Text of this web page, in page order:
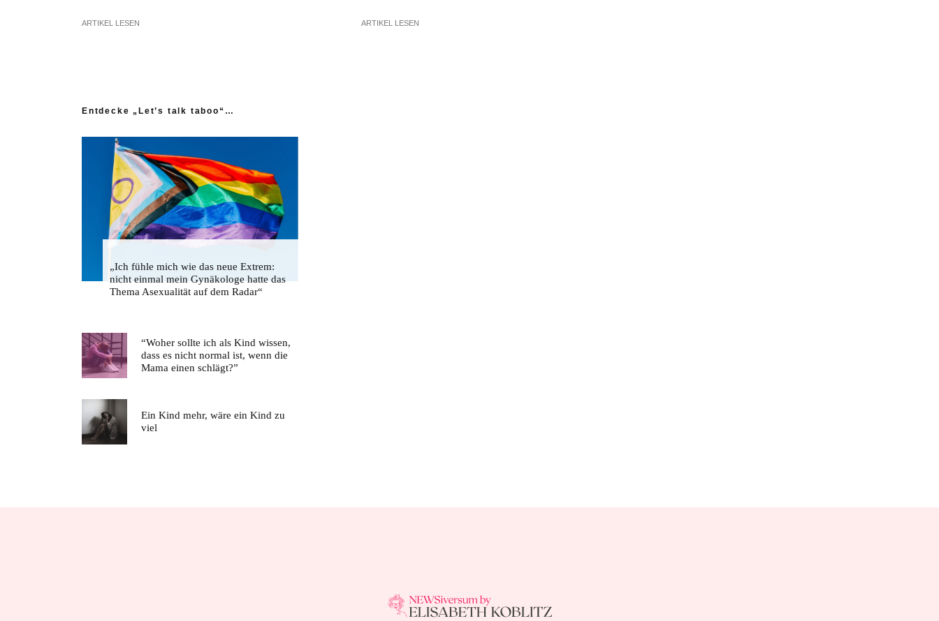
ARTIKEL LESEN ARTIKEL LESEN
Entdecke „Let’s talk taboo“…
„Ich fühle mich wie das neue Extrem:
nicht einmal mein Gynäkologe hatte das
Thema Asexualität auf dem Radar“
“Woher sollte ich als Kind wissen,
dass es nicht normal ist, wenn die
Mama einen schlägt?”
Ein Kind mehr, wäre ein Kind zu
viel